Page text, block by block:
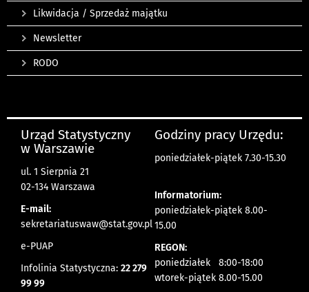
Likwidacja / Sprzedaż majątku
Newsletter
RODO
Urząd Statystyczny
w Warszawie
ul. 1 Sierpnia 21
02-134 Warszawa
E-mail:
sekretariatuswaw@stat.gov.pl
e-PUAP
Infolinia Statystyczna: 22 279
99 99
Godziny pracy Urzędu:
poniedziałek-piątek 7.30-15.30
Informatorium:
poniedziałek-piątek 8.00-
15.00
REGON:
poniedziałek 8:00-18:00
wtorek-piątek 8.00-15.00